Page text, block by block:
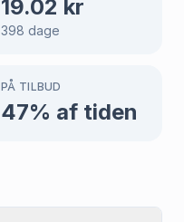
19.02 kr
398 dage
PÅ TILBUD
47% af tiden